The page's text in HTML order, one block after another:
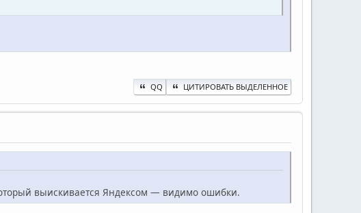
QQ ЦИТИРОВАТЬ ВЫДЕЛЕННОЕ
выискивается Яндексом — видимо ошибки.